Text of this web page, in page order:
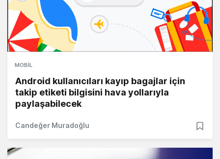
MOBIL
Android kullanıcıları kayıp bagajlar için
takip etiketi bilgisini hava yollarıyla
paylaşabilecek
Candeğer Muradoğlu